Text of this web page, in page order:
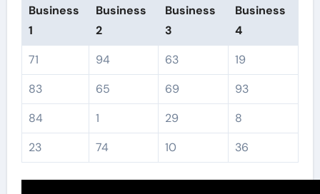
Business
1
Business
2
Business
3
Business
4
71
94 63
19
83
65 69
93
84
1 29
8
23
74 10 36